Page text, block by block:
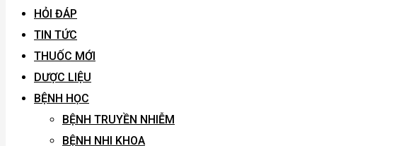
HỎI ĐÁP
TIN TỨC
THUỐC MỚI
DƯỢC LIỆU
BỆNH HỌC
BỆNH TRUYỀN NHIỄM
BỆNH NHI KHOA